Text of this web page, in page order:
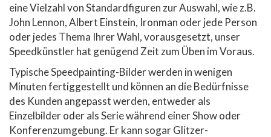
eine Vielzahl von Standardfiguren zur Auswahl, wie z.B.
John Lennon, Albert Einstein, Ironman oder jede Person
oder jedes Thema Ihrer Wahl, vorausgesetzt, unser
Speedkünstler hat genügend Zeit zum Üben im Voraus.
Typische Speedpainting-Bilder werden in wenigen
Minuten fertiggestellt und können an die Bedürfnisse
des Kunden angepasst werden, entweder als
Einzelbilder oder als Serie während einer Show oder
Konferenzumgebung. Er kann sogar Glitzer-